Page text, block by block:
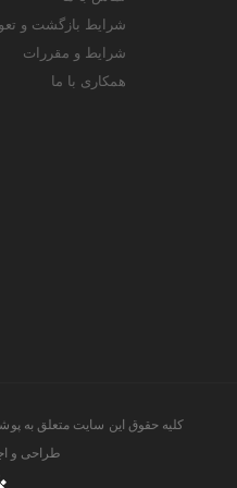
شرایط بازگشت و
شرایط و مقررات
همکاری با ما
کلیه حقوق این سایت متعلق به
طراحی و